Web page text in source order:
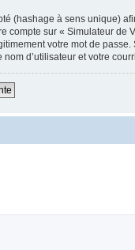
(hashage à sens unique)
compte sur « Simulateur
votre mot de
d’utilisateur et votre